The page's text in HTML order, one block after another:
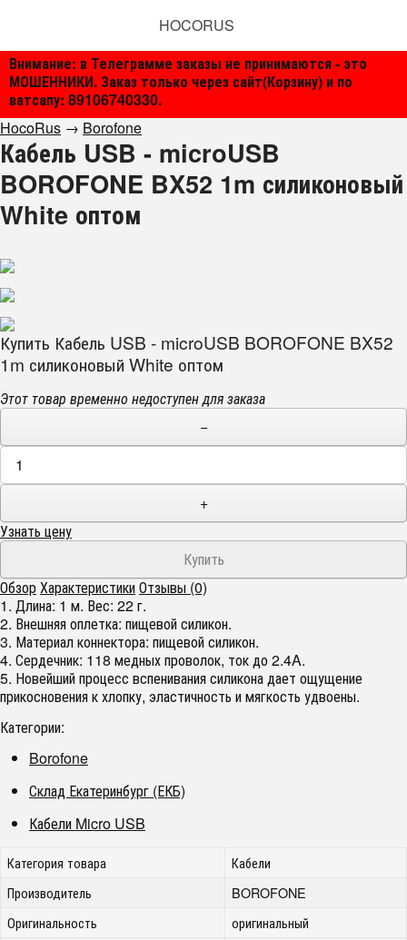
Внимание: в Телеграмме заказы не принимаются - это
МОШЕННИКИ. Заказ только через сайт(Корзину) и по
ватсапу: 89106740330.
HOCORUS
HocoRus → Borofone
Кабель USB - microUSB
BOROFONE BX52 1m силиконовый
White оптом
Купить Кабель USB - microUSB BOROFONE BX52
1m силиконовый White оптом
Этот товар временно недоступен для заказа
−
+
Узнать цену
ОбзорХарактеристикиОтзывы (0)
1. Длина: 1 м. Вес: 22 г.
2. Внешняя оплетка: пищевой силикон.
3. Материал коннектора: пищевой силикон.
4. Сердечник: 118 медных проволок, ток до 2.4A.
5. Новейший процесс вспенивания силикона дает ощущение
прикосновения к хлопку, эластичность и мягкость удвоены.
Категории:
Borofone
Склад Екатеринбург (ЕКБ)
Кабели Micro USB
Категория товара
Кабели
Производитель
BOROFONE
Оригинальность
оригинальный